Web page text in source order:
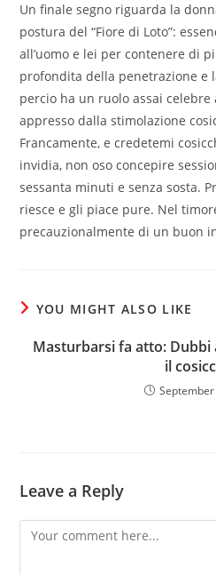
Un finale segno riguarda la
postura del “Fiore di Loto”:
all’uomo e lei per contenere di
profondita della penetrazione e
percio ha un ruolo assai
appresso dalla stimolazione
Francamente, e credetemi
invidia, non oso concepire
sessanta minuti e senza sosta.
riesce e gli piace pure. Nel
precauzionalmente di un buon
YOU MIGHT ALSO LIKE
Masturbarsi fa atto: Dubbi
il
September
Leave a Reply
Comment